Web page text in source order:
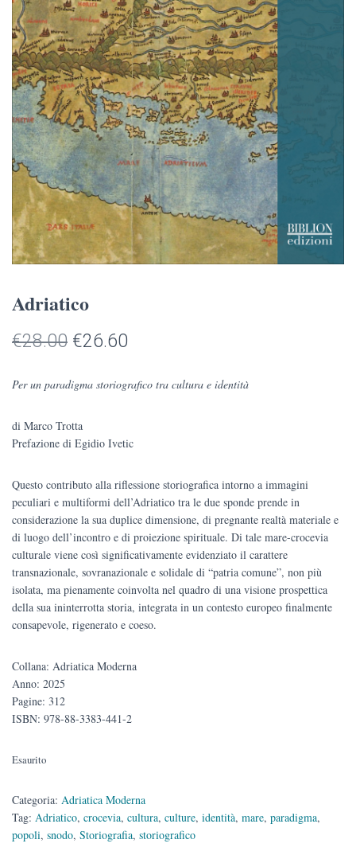
Adriatico
€28.00 Il
era:
€26.60
Per un paradigma storiografico tra cultura e identità
di Marco Trotta
Prefazione di Egidio Ivetic
Questo contributo alla riflessione storiografica intorno a immagini
peculiari e multiformi dell’Adriatico tra le due sponde prende in
considerazione la sua duplice dimensione, di pregnante realtà materiale e
di luogo dell’incontro e di proiezione spirituale. Di tale mare-crocevia
culturale viene così significativamente evidenziato il carattere
transnazionale, sovranazionale e solidale di “patria comune”, non più
isolata, ma pienamente coinvolta nel quadro di una visione prospettica
della sua ininterrotta storia, integrata in un contesto europeo finalmente
consapevole, rigenerato e coeso.
Collana: Adriatica Moderna
Anno: 2025
Pagine: 312
ISBN: 978-88-3383-441-2
Esaurito
Categoria: Adriatica Moderna
Tag: Adriatico, crocevia, cultura, culture, identità, mare, paradigma,
popoli, snodo, Storiografia, storiografico